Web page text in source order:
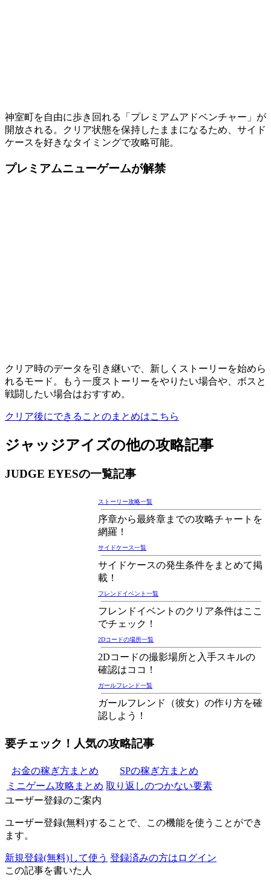
神室町を自由に歩き回れる「プレミアムアドベンチャー」が
開放される。クリア状態を保持したままになるため、サイド
ケースを好きなタイミングで攻略可能。
プレミアムニューゲームが解禁
クリア時のデータを引き継いで、新しくストーリーを始めら
れるモード。もう一度ストーリーをやりたい場合や、ボスと
戦闘したい場合はおすすめ。
クリア後にできることのまとめはこちら
ジャッジアイズの他の攻略記事
JUDGE EYESの一覧記事
ストーリー攻略一覧
序章から最終章までの攻略チャートを
網羅！
サイドケース一覧
サイドケースの発生条件をまとめて掲
載！
フレンドイベント一覧
フレンドイベントのクリア条件はここ
でチェック！
2Dコードの場所一覧
2Dコードの撮影場所と入手スキルの
確認はココ！
ガールフレンド一覧
ガールフレンド（彼女）の作り方を確
認しよう！
要チェック！人気の攻略記事
お金の稼ぎ方まとめ
SPの稼ぎ方まとめ
ミニゲーム攻略まとめ 取り返しのつかない要素
ユーザー登録のご案内
ユーザー登録(無料)することで、この機能を使うことができ
ます。
新規登録(無料)して使う 登録済みの方はログイン
この記事を書いた人